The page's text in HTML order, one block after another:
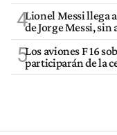
4Lionel Messi llega
de Jorge Messi, sin
5Los aviones F 16
participarán de la